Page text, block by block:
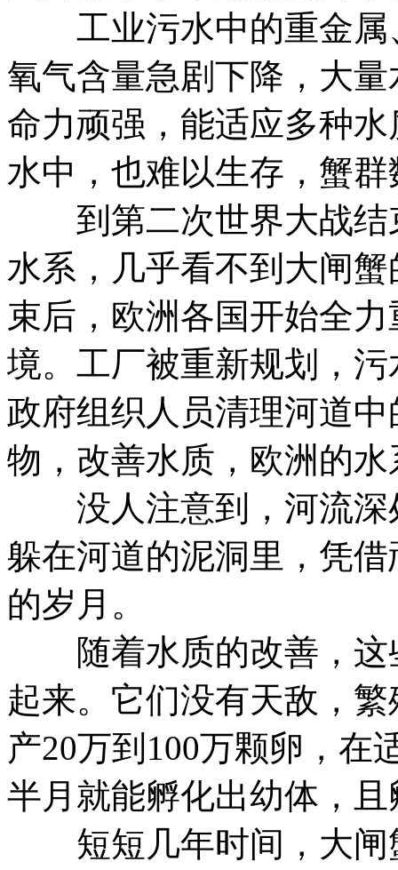
工业污水中的重金属
氧气含量急剧下降，大
命力顽强，能适应多种
水中，也难以生存，蟹
到第二次世界大战结
水系，几乎看不到大闸
束后，欧洲各国开始全
境。工厂被重新规划，
政府组织人员清理河道
物，改善水质，欧洲的
没人注意到，河流深
躲在河道的泥洞里，凭
的岁月。
随着水质的改善，这
起来。它们没有天敌，
产20万到100万颗卵，在
半月就能孵化出幼体，
短短几年时间，大闸